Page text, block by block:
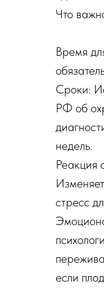
Что
Время
Сроки:
РФ об
недель.
Реакция
стресс
если